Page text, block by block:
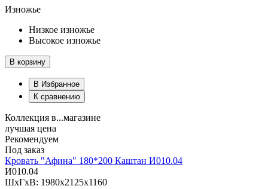
Изножье
Низкое изножье
Высокое изножье
В корзину
В Избранное
К сравнению
Коллекция в...магазине
лучшая цена
Рекомендуем
Под заказ
Кровать "Афина" 180*200 Каштан И010.04
И010.04
ШхГхВ: 1980х2125х1160